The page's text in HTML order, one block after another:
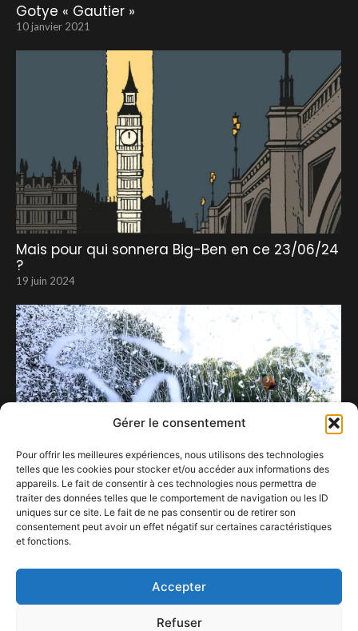
Gérer le consentement
Pour offrir les meilleures expériences, nous utilisons des technologies
telles que les cookies pour stocker et/ou accéder aux informations des
appareils. Le fait de consentir à ces technologies nous permettra de
traiter des données telles que le comportement de navigation ou les ID
uniques sur ce site. Le fait de ne pas consentir ou de retirer son
consentement peut avoir un effet négatif sur certaines caractéristiques
et fonctions.
Accepter
Refuser
Gotye « Gautier »
10 janvier 2021
Mais pour qui sonnera Big-Ben en ce 23/06/24
?
19 juin 2024
Concerts & Festivals 2026 : les premières
22 novembre 2025